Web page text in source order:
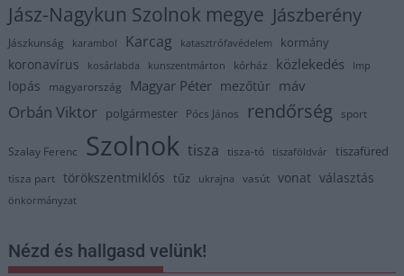
Jász-Nagykun Szolnok megye Jászberény
Jászkunság karambol Karcag katasztrófavédelem kormány
koronavírus kosárlabda kunszentmárton kórház közlekedés lmp
lopás magyarország Magyar Péter mezőtúr máv
Orbán Viktor polgármester Pócs János rendőrség sport
Szalay Ferenc Szolnok tisza tisza-tó tiszaföldvár tiszafüred
tisza part törökszentmiklós tűz ukrajna vasút vonat választás
önkormányzat
Nézd és hallgasd velünk!